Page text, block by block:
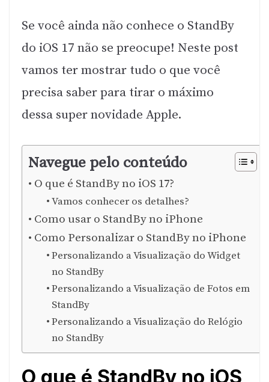
Se você ainda não conhece o StandBy
do iOS 17 não se preocupe! Neste post
vamos ter mostrar tudo o que você
precisa saber para tirar o máximo
dessa super novidade Apple.
Navegue pelo conteúdo
O que é StandBy no iOS 17?
Vamos conhecer os detalhes?
Como usar o StandBy no iPhone
Como Personalizar o StandBy no iPhone
Personalizando a Visualização do Widget
no StandBy
Personalizando a Visualização de Fotos em
StandBy
Personalizando a Visualização do Relógio
no StandBy
O que é StandBy no iOS